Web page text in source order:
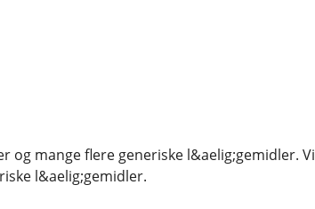
mange flere generiske l&aelig;gemidler. Vi
l&aelig;gemidler.